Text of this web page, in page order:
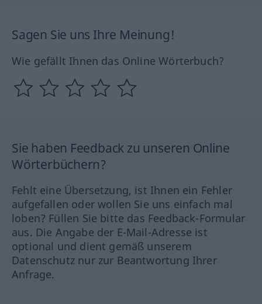
Sagen Sie uns Ihre Meinung!
Wie gefällt Ihnen das Online Wörterbuch?
Sie haben Feedback zu unseren Online
Wörterbüchern?
Fehlt eine Übersetzung, ist Ihnen ein Fehler
aufgefallen oder wollen Sie uns einfach mal
loben? Füllen Sie bitte das Feedback-Formular
aus. Die Angabe der E-Mail-Adresse ist
optional und dient gemäß unserem
Datenschutz nur zur Beantwortung Ihrer
Anfrage.